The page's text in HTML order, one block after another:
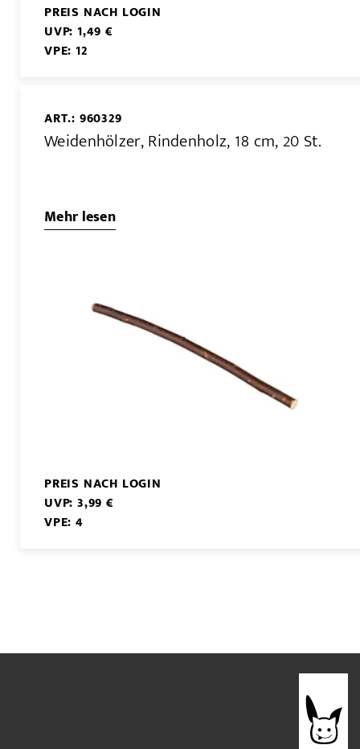
PREIS NACH LOGIN
UVP: 1,49 €
VPE: 12
ART.: 960329
Weidenhölzer, Rindenholz, 18 cm, 20 St.
Mehr lesen
PREIS NACH LOGIN
UVP: 3,99 €
VPE: 4